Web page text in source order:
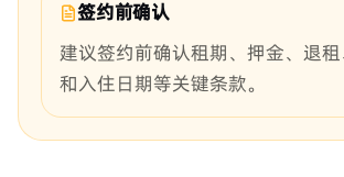
签约前确认
建议签约前确认租期、押金、退
和入住日期等关键条款。